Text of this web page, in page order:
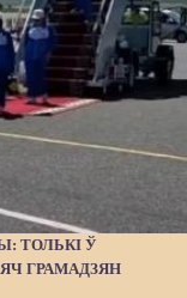
ТОЛЬКІ Ў
ГРАМАДЗЯН